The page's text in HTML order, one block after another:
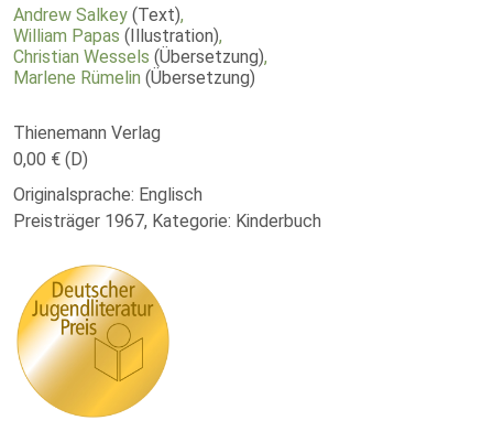
Andrew Salkey (Text),
William Papas (Illustration),
Christian Wessels (Übersetzung),
Marlene Rümelin (Übersetzung)
Thienemann Verlag
0,00 € (D)
Originalsprache: Englisch
Preisträger 1967, Kategorie: Kinderbuch